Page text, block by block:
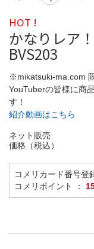
HOT !
かなりレア
BVS203
※mikatsuki-ma.com
YouTuberの皆様に商
す！
紹介動画はこちら
ネット販売
価格（税込）
コメリカード番号登
コメリポイント ：